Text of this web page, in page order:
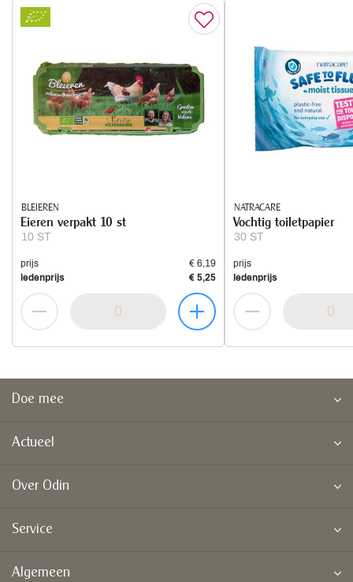
BLEIEREN
10 ST
Eieren verpakt 10 st
prijs
€ 6,19
ledenprijs
€ 5,25
NATRACARE
30 ST
Vochtig toiletpapier
prijs
ledenprijs
Doe mee
Actueel
Over Odin
Service
Algemeen